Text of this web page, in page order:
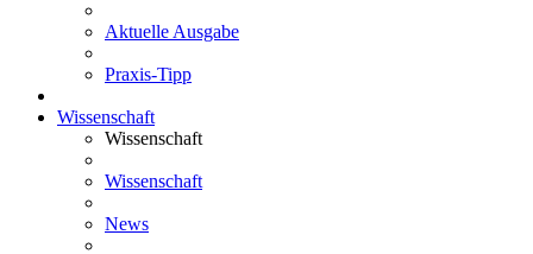
Aktuelle Ausgabe
Praxis-Tipp
Wissenschaft
Wissenschaft
Wissenschaft
News